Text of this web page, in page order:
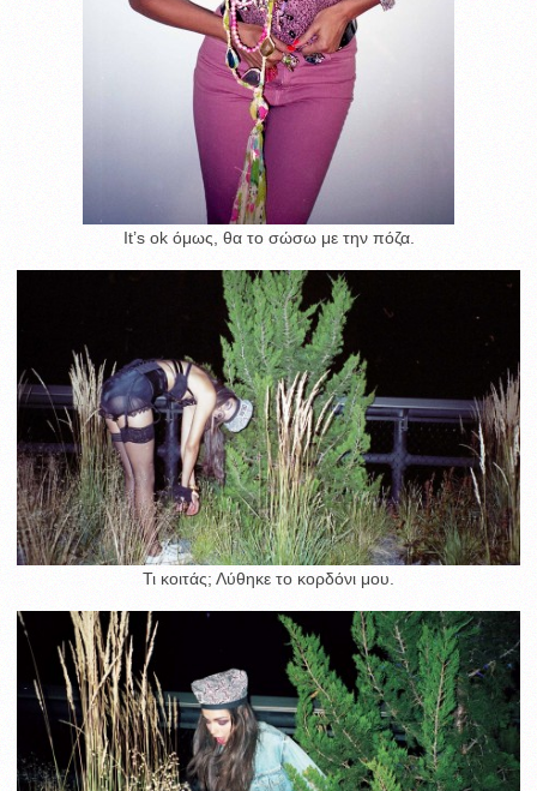
It’s ok όμως, θα το σώσω με την πόζα.
Τι κοιτάς; Λύθηκε το κορδόνι μου.